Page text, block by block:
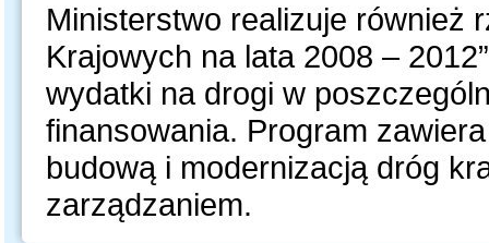
Ministerstwo realizuje również
Krajowych na lata 2008 –
wydatki na drogi w
finansowania. Program
budową i modernizacją dróg
zarządzaniem.